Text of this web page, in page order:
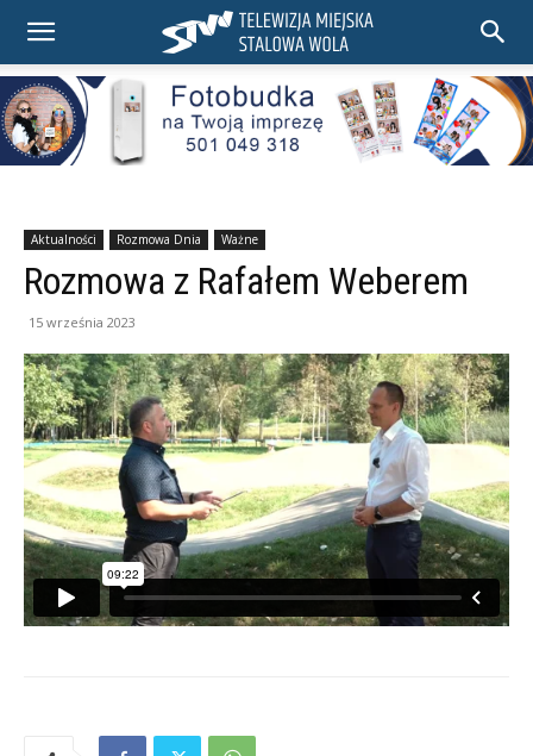
Aktualności Rozmowa Dnia Ważne
Rozmowa z Rafałem Weberem
15 września 2023